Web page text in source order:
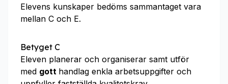
Elevens kunskaper bedöms sammantaget vara
mellan C och E.
Betyget C
Eleven planerar och organiserar samt utför
med gott handlag enkla arbetsuppgifter och